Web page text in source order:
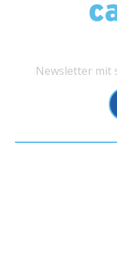
Newsletter mit